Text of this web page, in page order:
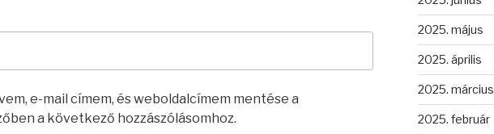
e-mail címem, és weboldalcímem mentése a
a következő hozzászólásomhoz.
2025. május
2025. április
2025. március
2025. február